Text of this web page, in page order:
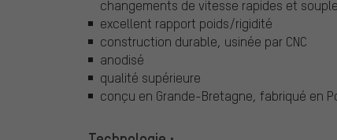
changements de vitesse rapides et
excellent rapport poids/rigidité
construction durable, usinée par CNC
anodisé
qualité supérieure
conçu en Grande-Bretagne, fabriqué en